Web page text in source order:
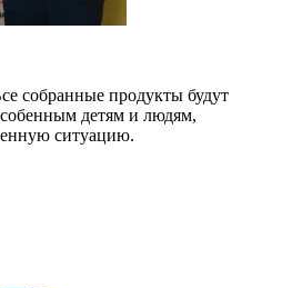
собранные продукты будут
детям и людям,
ситуацию.